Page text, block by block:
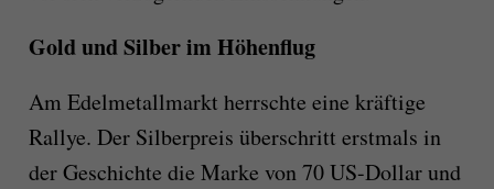
Gold und Silber im Höhenflug
Am Edelmetallmarkt herrschte eine kräftige
Rallye. Der Silberpreis überschritt erstmals in
der Geschichte die Marke von 70 US-Dollar und